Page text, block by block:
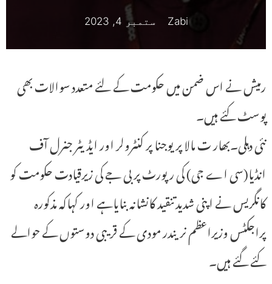
Zabi ستمبر 4, 2023
رمیش نے اس ضمن میں حکومت کے لئے متعدد سوالات بھی
پوسٹ کئے ہیں۔
نئی دہلی۔بھار ت مالا پریوجنا پر کنٹرولر اور ایڈیٹر جنرل آف
انڈیا(سی اے جی) کی رپورٹ پر بی جے کی زیرقیادت حکومت کو
کانگریس نے اپنی شدیدتنقید کانشانہ بنایاہے اور کہاکہ مذکورہ
پراجکٹس وزیراعظم نریندر مودی کے قریبی دوستوں کے حوالے
کئے گئے ہیں۔